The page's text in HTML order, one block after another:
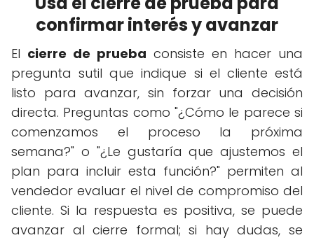
confirmar interés y avanzar
El cierre de prueba consiste en hacer una
pregunta sutil que indique si el cliente está
listo para avanzar, sin forzar una decisión
directa. Preguntas como "¿Cómo le parece si
comenzamos el proceso la próxima
semana?" o "¿Le gustaría que ajustemos el
plan para incluir esta función?" permiten al
vendedor evaluar el nivel de compromiso del
cliente. Si la respuesta es positiva, se puede
avanzar al cierre formal; si hay dudas, se